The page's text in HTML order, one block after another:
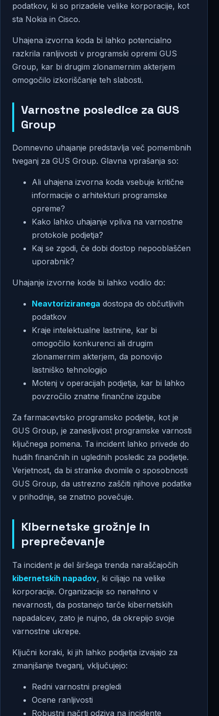
podatkov, ki so prizadele velike korporacije, kot
sta Nokia in Cisco.
Uhajena izvorna koda bi lahko potencialno
razkrila ranljivosti v programski opremi GUS
Group, kar bi drugim zlonamernim akterjem
omogočilo izkoriščanje teh slabosti.
Varnostne posledice za GUS
Group
Domnevno uhajanje predstavlja več pomembnih
tveganj za GUS Group. Glavna vprašanja so:
Ali uhajena izvorna koda vsebuje kritične
informacije o arhitekturi programske
opreme?
Kako lahko uhajanje vpliva na varnostne
protokole podjetja?
Kaj se zgodi, če dobi dostop nepooblaščen
uporabnik?
Uhajanje izvorne kode bi lahko vodilo do:
Neavtoriziranega dostopa do občutljivih
podatkov
Kraje intelektualne lastnine, kar bi
omogočilo konkurenci ali drugim
zlonamernim akterjem, da ponovijo
lastniško tehnologijo
Motenj v operacijah podjetja, kar bi lahko
povzročilo znatne finančne izgube
Za farmacevtsko programsko podjetje, kot je
GUS Group, je zanesljivost programske varnosti
ključnega pomena. Ta incident lahko privede do
hudih finančnih in uglednih posledic za podjetje.
Verjetnost, da bi stranke dvomile o sposobnosti
GUS Group, da ustrezno zaščiti njihove podatke
v prihodnje, se znatno povečuje.
Kibernetske grožnje in
preprečevanje
Ta incident je del širšega trenda naraščajočih
kibernetskih napadov, ki ciljajo na velike
korporacije. Organizacije so nenehno v
nevarnosti, da postanejo tarče kibernetskih
napadalcev, zato je nujno, da okrepijo svoje
varnostne ukrepe.
Ključni koraki, ki jih lahko podjetja izvajajo za
zmanjšanje tveganj, vključujejo:
Redni varnostni pregledi
Ocene ranljivosti
Robustni načrti odziva na incidente